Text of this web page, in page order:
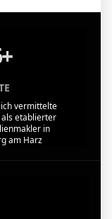
vermittelte
etablierter
in
am Harz